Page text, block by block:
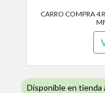
CARRO COMPRA 4
Disponible en tienda